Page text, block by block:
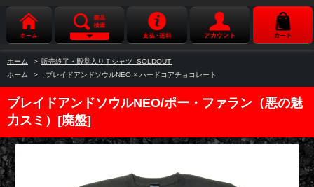
ホーム > 販売終了・殿堂入りＴシャツ -SOLDOUT-
ホーム
> ブレイドアンドソウルNEO × ハードコアチョコレート
ブレイドアンドソウルNEO/ポー・ファラン（悪の魅
力スミ）[廃盤]